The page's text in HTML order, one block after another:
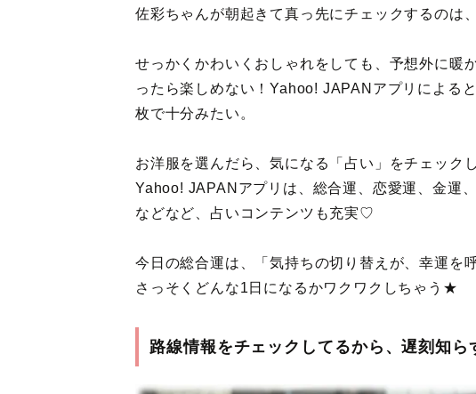
佐彩ちゃんが朝起きて真っ先にチェックするのは
せっかくかわいくおしゃれをしても、予想外に暖
ったら楽しめない！Yahoo! JAPANアプリによる
枚で十分みたい。
お洋服を選んだら、気になる「占い」をチェック
Yahoo! JAPANアプリは、総合運、恋愛運、金運
などなど、占いコンテンツも充実♡
今日の総合運は、「気持ちの切り替えが、幸運を
さっそくどんな1日になるかワクワクしちゃう★
路線情報をチェックしてるから、遅刻知